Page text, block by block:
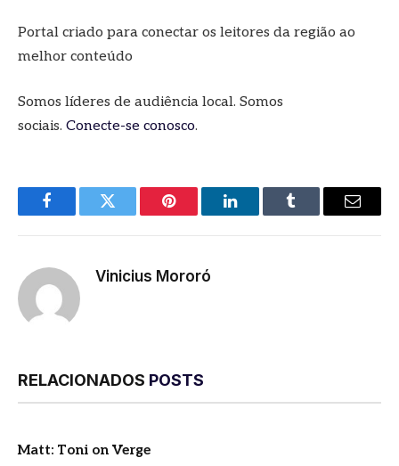
Portal criado para conectar os leitores da região ao
melhor conteúdo
Somos líderes de audiência local. Somos
sociais. Conecte-se conosco.
FacebookTwitter Pinterest LinkedInTumblr
E-
Vinicius Mororó
RELACIONADOS POSTS
Matt: Toni on Verge